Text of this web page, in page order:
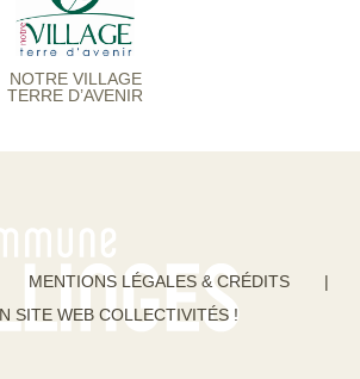
NOTRE VILLAGE
TERRE D’AVENIR
MENTIONS LÉGALES & CRÉDITS |
SITE WEB COLLECTIVITÉS !